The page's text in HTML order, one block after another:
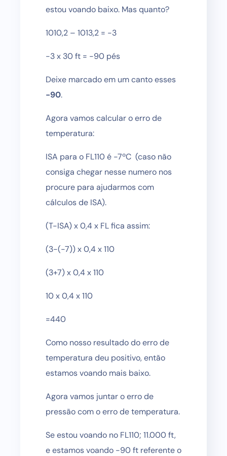
estou voando baixo. Mas quanto?
1010,2 – 1013,2 = -3
-3 x 30 ft = -90 pés
Deixe marcado em um canto esses
-90.
Agora vamos calcular o erro de
temperatura:
ISA para o FL110 é -7ºC (caso não
consiga chegar nesse numero nos
procure para ajudarmos com
cálculos de ISA).
(T-ISA) x 0,4 x FL fica assim:
(3-(-7)) x 0,4 x 110
(3+7) x 0,4 x 110
10 x 0,4 x 110
=440
Como nosso resultado do erro de
temperatura deu positivo, então
estamos voando mais baixo.
Agora vamos juntar o erro de
pressão com o erro de temperatura.
Se estou voando no FL110; 11.000 ft,
e estamos voando -90 ft referente o